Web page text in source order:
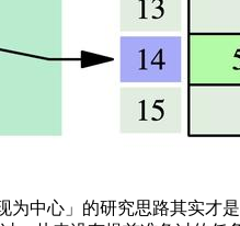
心」的研究思路其实才是